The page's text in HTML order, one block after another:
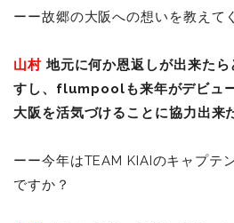
ーー故郷の大阪への想いを教えて
山村地元に何か恩返しが出来た
すし、flumpoolも来年がデビュ
大阪を活気づけることに協力出来
ーー今年はTEAM KIAIのキャプテ
ですか？